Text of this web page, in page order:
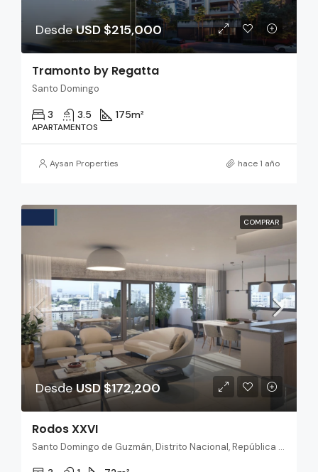
DesdeUSD $215,000
Tramonto by Regatta
Santo Domingo
3 3.5 175m²
APARTAMENTOS
Aysan Properties hace 1 año
COMPRAR
DesdeUSD $172,200
Rodos XXVI
Santo Domingo de Guzmán, Distrito Nacional, República Dominicana